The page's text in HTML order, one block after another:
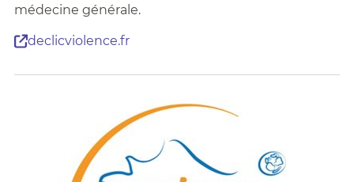
médecine générale.
declicviolence.fr